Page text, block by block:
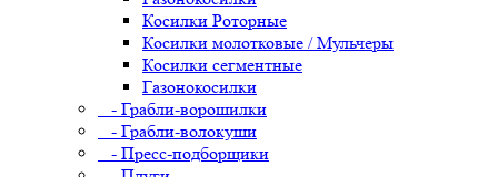
Косилки Роторные
Косилки молотковые / Мульчеры
Косилки сегментные
Газонокосилки
- Грабли-ворошилки
- Грабли-волокуши
- Пресс-подборщики